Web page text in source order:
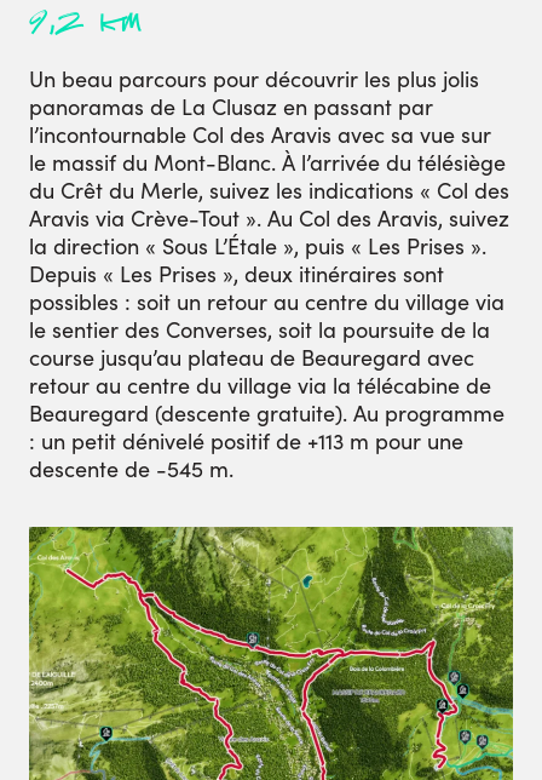
9,2 km
Un beau parcours pour découvrir les plus jolis
panoramas de La Clusaz en passant par
l’incontournable Col des Aravis avec sa vue sur
le massif du Mont-Blanc. À l’arrivée du télésiège
du Crêt du Merle, suivez les indications « Col des
Aravis via Crève-Tout ». Au Col des Aravis, suivez
la direction « Sous L’Étale », puis « Les Prises ».
Depuis « Les Prises », deux itinéraires sont
possibles : soit un retour au centre du village via
le sentier des Converses, soit la poursuite de la
course jusqu’au plateau de Beauregard avec
retour au centre du village via la télécabine de
Beauregard (descente gratuite). Au programme
: un petit dénivelé positif de +113 m pour une
descente de -545 m.